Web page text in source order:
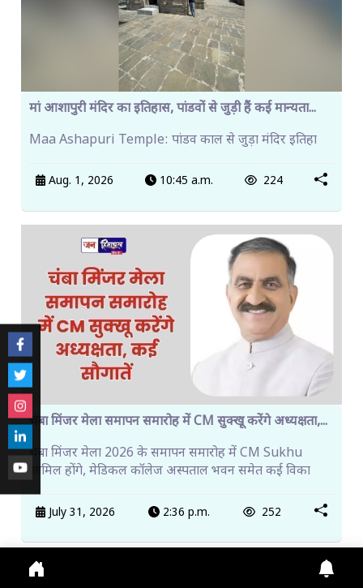
मां आशापुरी मंदिर का इतिहास, पांडवों से जुड़ी हैं कई मान्यता...
Maa Ashapuri Temple: पांडव काल से जुड़ा मंदिर इतिहा
Aug. 1, 2026 10:45 a.m. 224
चंबा मिंजर मेला समापन समारोह में CM सुक्खू करेंगे अध्यक्षता,...
चंबा मिंजर मेला 2026 के समापन समारोह में CM Sukhu
शामिल होंगे, मेडिकल कॉलेज अस्पताल भवन समेत कई विका
July 31, 2026 2:36 p.m. 252